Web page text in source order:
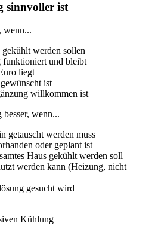
sinnvoller ist
wenn...
werden sollen
funktioniert und bleibt
liegt
ist
willkommen ist
wenn...
getauscht werden muss
oder geplant ist
Haus gekühlt werden soll
werden kann (Heizung, nicht
gesucht wird
Kühlung